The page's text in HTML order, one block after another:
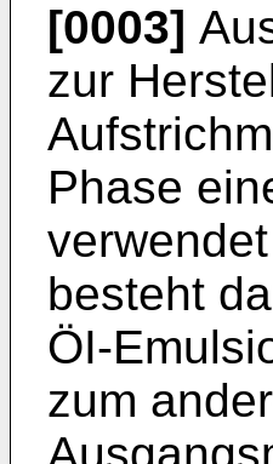
[0003]
zur
Phase
besteht
ÖI-
zum